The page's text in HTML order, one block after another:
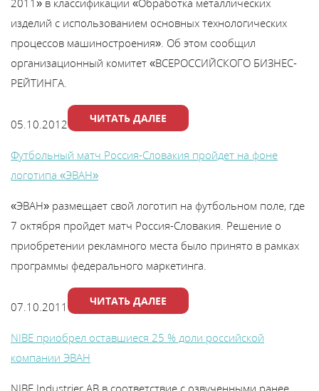
2011» в классификации «Обработка металлических
изделий с использованием основных технологических
процессов машиностроения». Об этом сообщил
организационный комитет «ВСЕРОССИЙСКОГО БИЗНЕС-
РЕЙТИНГА.
05.10.2012 ЧИТАТЬ ДАЛЕЕ
Футбольный матч Россия-Словакия пройдет на фоне
логотипа «ЭВАН»
«ЭВАН» размещает свой логотип на футбольном поле, где
7 октября пройдет матч Россия-Словакия. Решение о
приобретении рекламного места было принято в рамках
программы федерального маркетинга.
07.10.2011 ЧИТАТЬ ДАЛЕЕ
NIBE приобрел оставшиеся 25 % доли российской
компании ЭВАН
NIBE Industrier AB в соответствие с озвученными ранее